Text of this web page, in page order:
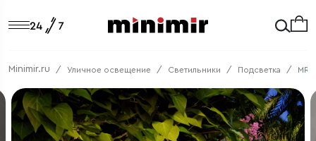
Minimir.ru Уличное освещение Светильники Подсветка